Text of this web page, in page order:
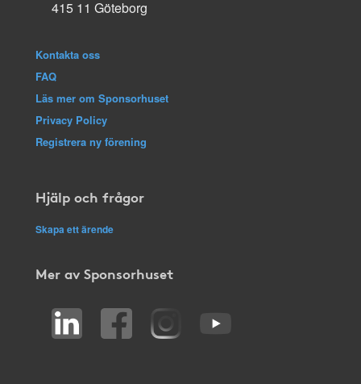
415 11 Göteborg
Kontakta oss
FAQ
Läs mer om Sponsorhuset
Privacy Policy
Registrera ny förening
Hjälp och frågor
Skapa ett ärende
Mer av Sponsorhuset